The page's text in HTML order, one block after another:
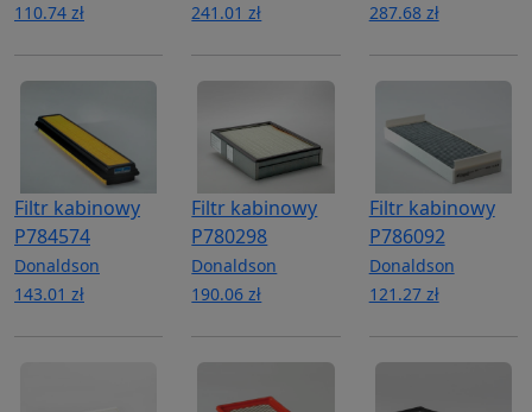
110.74 zł
241.01 zł
287.68 zł
Filtr kabinowy
P784574
Donaldson
143.01 zł
Filtr kabinowy
P780298
Donaldson
190.06 zł
Filtr kabinowy
P786092
Donaldson
121.27 zł